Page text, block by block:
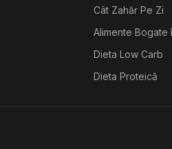
Cât Zahăr Pe Zi
Alimente Bogate
Dieta Low Carb
Dieta Proteică